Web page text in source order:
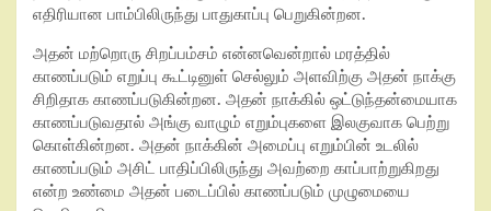
எதிரியான பாம்பிலிருந்து பாதுகாப்பு பெறுகின்றன.
அதன் மற்றொரு சிறப்பம்சம் என்னவென்றால் மரத்தில்
காணப்படும் எறுப்பு கூட்டினுள் செல்லும் அளவிற்கு அதன் நாக்கு
சிறிதாக காணப்படுகின்றன. அதன் நாக்கில் ஒட்டுந்தன்மையாக
காணப்படுவதால் அங்கு வாழும் எறும்புகளை இலகுவாக பெற்று
கொள்கின்றன. அதன் நாக்கின் அமைப்பு எறும்பின் உடலில்
காணப்படும் அசிட் பாதிப்பிலிருந்து அவற்றை காப்பாற்றுகிறது
என்ற உண்மை அதன் படைப்பில் காணப்படும் முழுமையை